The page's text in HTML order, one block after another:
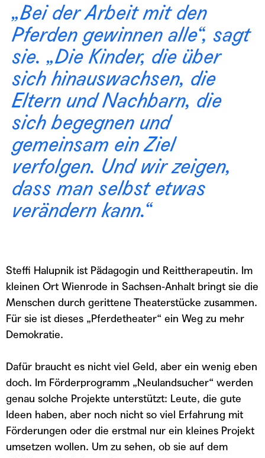
„Bei der Arbeit mit den
Pferden gewinnen alle“, sagt
sie. „Die Kinder, die über
sich hinauswachsen, die
Eltern und Nachbarn, die
sich begegnen und
gemeinsam ein Ziel
verfolgen. Und wir zeigen,
dass man selbst etwas
verändern kann.“
Steffi Halupnik ist Pädagogin und Reittherapeutin. Im
kleinen Ort Wienrode in Sachsen-Anhalt bringt sie die
Menschen durch gerittene Theaterstücke zusammen.
Für sie ist dieses „Pferdetheater“ ein Weg zu mehr
Demokratie.
Dafür braucht es nicht viel Geld, aber ein wenig eben
doch. Im Förderprogramm „Neulandsucher“ werden
genau solche Projekte unterstützt: Leute, die gute
Ideen haben, aber noch nicht so viel Erfahrung mit
Förderungen oder die erstmal nur ein kleines Projekt
umsetzen wollen. Um zu sehen, ob sie auf dem